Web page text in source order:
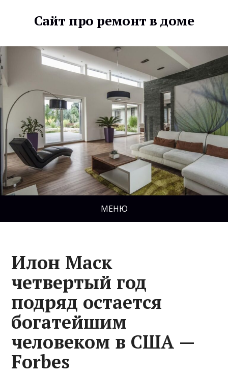
Сайт про ремонт в доме
МЕНЮ
Илон Маск
четвертый год
подряд остается
богатейшим
человеком в США —
Forbes